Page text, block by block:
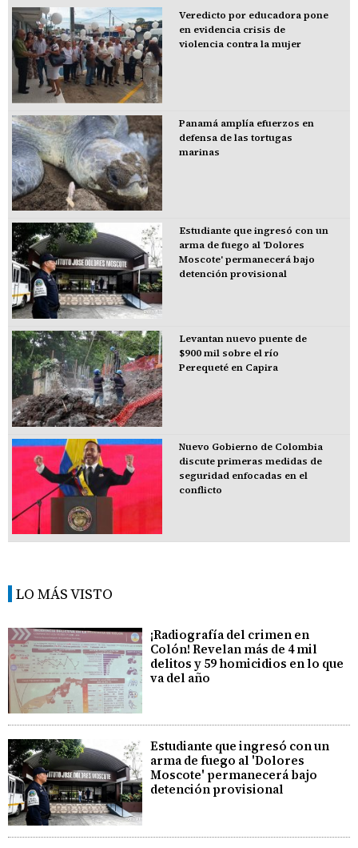
Veredicto por educadora pone
en evidencia crisis de
violencia contra la mujer
Panamá amplía efuerzos en
defensa de las tortugas
marinas
Estudiante que ingresó con un
arma de fuego al 'Dolores
Moscote' permanecerá bajo
detención provisional
Levantan nuevo puente de
$900 mil sobre el río
Perequeté en Capira
Nuevo Gobierno de Colombia
discute primeras medidas de
seguridad enfocadas en el
conflicto
LO MÁS VISTO
¡Radiografía del crimen en
Colón! Revelan más de 4 mil
delitos y 59 homicidios en lo que
va del año
Estudiante que ingresó con un
arma de fuego al 'Dolores
Moscote' permanecerá bajo
detención provisional